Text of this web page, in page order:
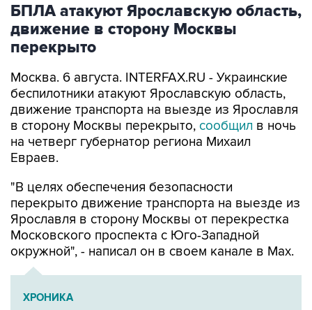
БПЛА атакуют Ярославскую область,
движение в сторону Москвы
перекрыто
Москва. 6 августа. INTERFAX.RU - Украинские
беспилотники атакуют Ярославскую область,
движение транспорта на выезде из Ярославля
в сторону Москвы перекрыто, сообщил в ночь
на четверг губернатор региона Михаил
Евраев.
"В целях обеспечения безопасности
перекрыто движение транспорта на выезде из
Ярославля в сторону Москвы от перекрестка
Московского проспекта с Юго-Западной
окружной", - написал он в своем канале в Мах.
ХРОНИКА